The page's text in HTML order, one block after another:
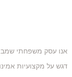
אנו עסק משפחתי
דגש על מקצועיות